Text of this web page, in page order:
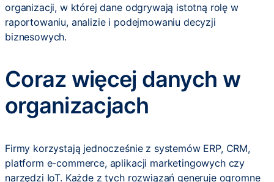
organizacji, w której dane odgrywają istotną rolę w
raportowaniu, analizie i podejmowaniu decyzji
biznesowych.
Coraz więcej danych w
organizacjach
Firmy korzystają jednocześnie z systemów ERP, CRM,
platform e-commerce, aplikacji marketingowych czy
narzędzi IoT. Każde z tych rozwiązań generuje ogromne